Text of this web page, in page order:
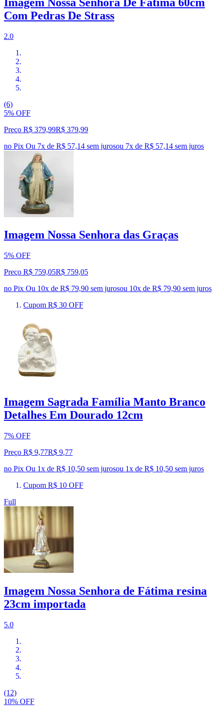
Com Pedras De Strass
2.0
(6)
5% OFF
Preço R$ 379,99R$ 379,99
no Pix Ou 7x de R$ 57,14 sem jurosou 7x de R$ 57,14 sem juros
Imagem Nossa Senhora das Graças
5% OFF
Preço R$ 759,05R$ 759,05
no Pix Ou 10x de R$ 79,90 sem jurosou 10x de R$ 79,90 sem juros
Cupom R$ 30 OFF
Imagem Sagrada Família Manto Branco
Detalhes Em Dourado 12cm
7% OFF
Preço R$ 9,77R$ 9,77
no Pix Ou 1x de R$ 10,50 sem jurosou 1x de R$ 10,50 sem juros
Cupom R$ 10 OFF
Full
Imagem Nossa Senhora de Fátima resina
23cm importada
5.0
(12)
10% OFF